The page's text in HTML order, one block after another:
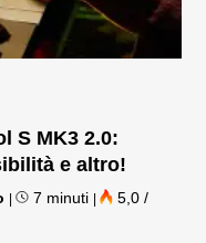
S MK3 2.0:
e altro!
| 7 minuti |
5,0 /